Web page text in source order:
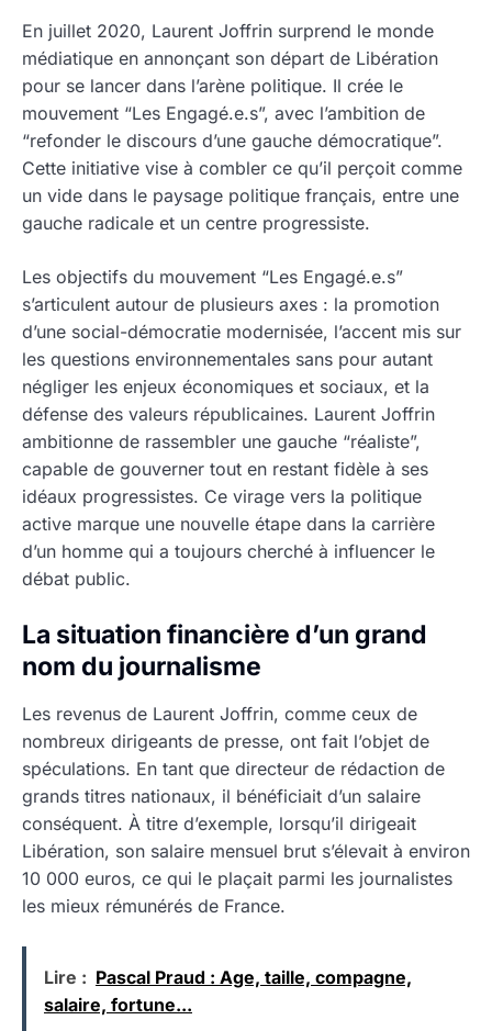
En juillet 2020, Laurent Joffrin surprend le monde
médiatique en annonçant son départ de Libération
pour se lancer dans l’arène politique. Il crée le
mouvement “Les Engagé.e.s”, avec l’ambition de
“refonder le discours d’une gauche démocratique”.
Cette initiative vise à combler ce qu’il perçoit comme
un vide dans le paysage politique français, entre une
gauche radicale et un centre progressiste.
Les objectifs du mouvement “Les Engagé.e.s”
s’articulent autour de plusieurs axes : la promotion
d’une social-démocratie modernisée, l’accent mis sur
les questions environnementales sans pour autant
négliger les enjeux économiques et sociaux, et la
défense des valeurs républicaines. Laurent Joffrin
ambitionne de rassembler une gauche “réaliste”,
capable de gouverner tout en restant fidèle à ses
idéaux progressistes. Ce virage vers la politique
active marque une nouvelle étape dans la carrière
d’un homme qui a toujours cherché à influencer le
débat public.
La situation financière d’un grand
nom du journalisme
Les revenus de Laurent Joffrin, comme ceux de
nombreux dirigeants de presse, ont fait l’objet de
spéculations. En tant que directeur de rédaction de
grands titres nationaux, il bénéficiait d’un salaire
conséquent. À titre d’exemple, lorsqu’il dirigeait
Libération, son salaire mensuel brut s’élevait à environ
10 000 euros, ce qui le plaçait parmi les journalistes
les mieux rémunérés de France.
Lire : Pascal Praud : Age, taille, compagne,
salaire, fortune...